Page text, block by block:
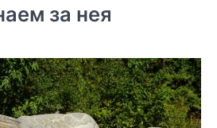
за нея